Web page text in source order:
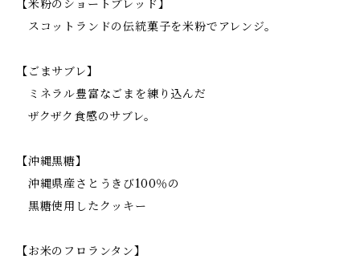
【米粉のショートブレッド】
スコットランドの伝統菓子を米粉でアレンジ。
【ごまサブレ】
ミネラル豊富なごまを練り込んだ
ザクザク食感のサブレ。
【沖縄黒糖】
沖縄県産さとうきび100％の
黒糖使用したクッキー
【お米のフロランタン】